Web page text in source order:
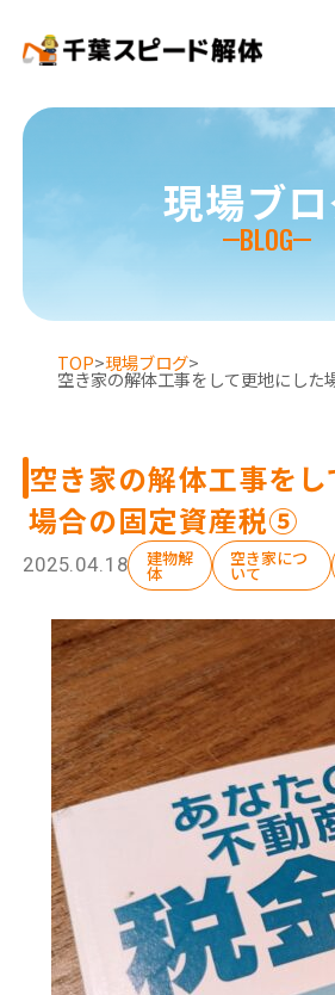
選ばれる理由
解体工事の流れ
会社概要
施工事例
現場ブログ
現場ブ
BLOG
TOP>現場ブログ>
空き家の解体工事をして更地にし
空き家の解体工事を
場合の固定資産税⑤
2025.04.18 建物解
体
空き家につ
いて